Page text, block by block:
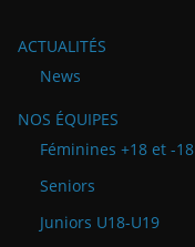
ACTUALITÉS
News
NOS ÉQUIPES
Féminines +18 et -
Seniors
Juniors U18-U19